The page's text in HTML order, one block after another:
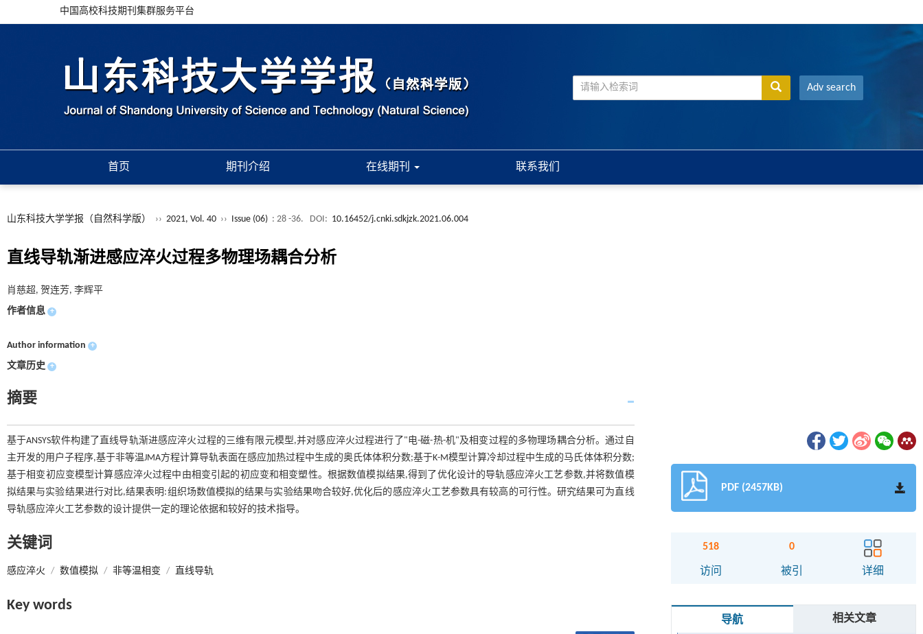
中国高校科技期刊集群服务平台
Adv search
首页 期刊介绍 在线期刊 联系我们
山东科技大学学报（自然科学版） ›› 2021, Vol. 40 ›› Issue (06) : 28 -36. DOI: 10.16452/j.cnki.sdkjzk.2021.06.004
直线导轨渐进感应淬火过程多物理场耦合分析
肖慈超, 贺连芳, 李辉平
作者信息 +
Author information +
文章历史 +
摘要
基于ANSYS软件构建了直线导轨渐进感应淬火过程的三维有限元模型,并对感应淬火过程进行了"电-磁-热-机"及相变过程的多物理场耦合分析。通过自
主开发的用户子程序,基于非等温JMA方程计算导轨表面在感应加热过程中生成的奥氏体体积分数;基于K-M模型计算冷却过程中生成的马氏体体积分数;
基于相变初应变模型计算感应淬火过程中由相变引起的初应变和相变塑性。根据数值模拟结果,得到了优化设计的导轨感应淬火工艺参数,并将数值模
拟结果与实验结果进行对比,结果表明:组织场数值模拟的结果与实验结果吻合较好,优化后的感应淬火工艺参数具有较高的可行性。研究结果可为直线
导轨感应淬火工艺参数的设计提供一定的理论依据和较好的技术指导。
关键词
感应淬火 / 数值模拟 / 非等温相变 / 直线导轨
Key words
PDF (2457KB)
518
访问
0
被引 详细
导航 相关文章